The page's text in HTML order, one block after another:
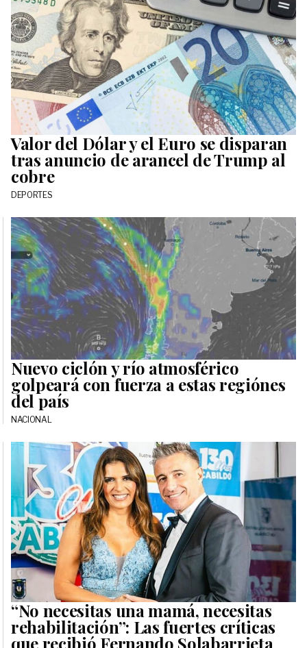
Valor del Dólar y el Euro se disparan
tras anuncio de arancel de Trump al
cobre
DEPORTES
Nuevo ciclón y río atmosférico
golpeará con fuerza a estas regiónes
del país
NACIONAL
“No necesitas una mamá, necesitas
rehabilitación”: Las fuertes críticas
que recibió Fernando Solabarrieta